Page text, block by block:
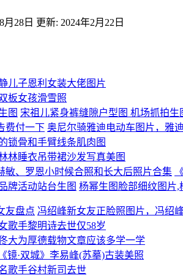
月28日 更新: 2024年2月22日
儿子恩利女装大佬图片
板女孩滑雪照
宋祖儿紧身裤缝隙户型图 机场抓拍生
奥尼尔骑雅迪电动车图片，雅
锁骨和手臂线条肌肉图
林睡衣吊带裙沙发写真美图
杨幂生图脸部细纹图片,
冯绍峰新女友正脸照图片，冯绍
歌手黎明诗去世仅58岁
大为厚德载物文章应该多学一学
《镜·双城》李易峰(苏摹)古装美照
歌手谷村新司去世